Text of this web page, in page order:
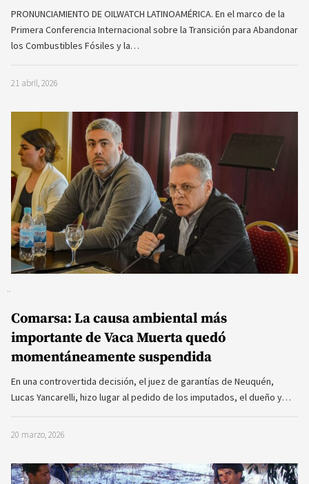
PRONUNCIAMIENTO DE OILWATCH LATINOAMÉRICA. En el marco de la
Primera Conferencia Internacional sobre la Transición para Abandonar
los Combustibles Fósiles y la…
21 abril, 2026
Comarsa: La causa ambiental más
importante de Vaca Muerta quedó
momentáneamente suspendida
En una controvertida decisión, el juez de garantías de Neuquén,
Lucas Yancarelli, hizo lugar al pedido de los imputados, el dueño y…
20 marzo, 2026